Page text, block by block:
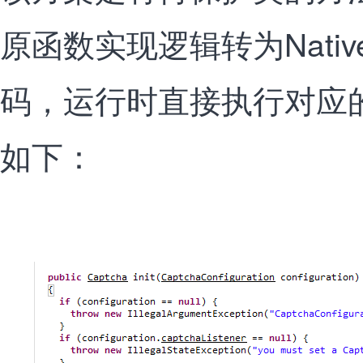
原函数实现逻辑转为
码，运行时直接执行对应
如下：